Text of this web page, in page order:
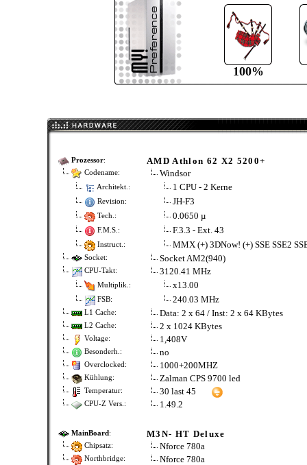
100%
Prozessor: AMD Athlon 62 X2 5200+
Codename: Windsor
Architekt.: 1 CPU - 2 Kerne
Revision: JH-F3
Tech.: 0.0650 µ
F.M.S.: F.3.3 - Ext. 43
Instruct.: MMX (+) 3DNow! (+) SSE SSE2
Socket: Socket AM2(940)
CPU-Takt: 3120.41 MHz
Multiplik.: x13.00
FSB: 240.03 MHz
L1 Cache: Data: 2 x 64 / Inst: 2 x 64 KBytes
L2 Cache: 2 x 1024 KBytes
Voltage: 1,408V
Besonderh.: no
Overclocked: 1000+200MHZ
Kühlung: Zalman CPS 9700 led
Temperatur: 30 last 45
CPU-Z Vers.: 1.49.2
MainBoard: M3N- HT Deluxe
Chipsatz: Nforce 780a
Northbridge: Nforce 780a